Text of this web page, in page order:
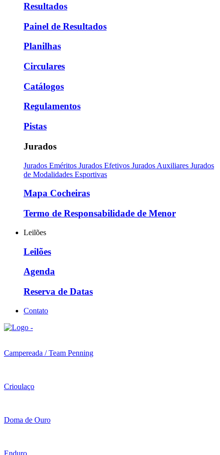
Resultados
Painel de Resultados
Planilhas
Circulares
Catálogos
Regulamentos
Pistas
Jurados
Jurados Eméritos Jurados Efetivos Jurados Auxiliares Jurados
de Modalidades Esportivas
Mapa Cocheiras
Termo de Responsabilidade de Menor
Leilões
Leilões
Agenda
Reserva de Datas
Contato
Campereada / Team Penning
Crioulaço
Doma de Ouro
Enduro